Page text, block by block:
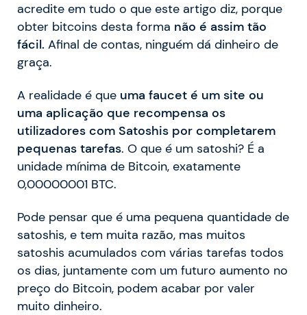
acredite em tudo o que este artigo diz, porque
obter bitcoins desta forma não é assim tão
fácil. Afinal de contas, ninguém dá dinheiro de
graça.
A realidade é que uma faucet é um site ou
uma aplicação que recompensa os
utilizadores com Satoshis por completarem
pequenas tarefas. O que é um satoshi? É a
unidade mínima de Bitcoin, exatamente
0,00000001 BTC.
Pode pensar que é uma pequena quantidade de
satoshis, e tem muita razão, mas muitos
satoshis acumulados com várias tarefas todos
os dias, juntamente com um futuro aumento no
preço do Bitcoin, podem acabar por valer
muito dinheiro.